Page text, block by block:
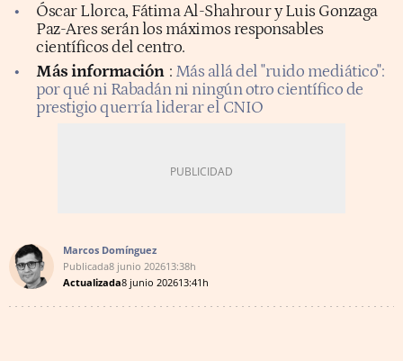
Óscar Llorca, Fátima Al-Shahrour y Luis Gonzaga
Paz-Ares serán los máximos responsables
científicos del centro.
Más información : Más allá del "ruido mediático":
por qué ni Rabadán ni ningún otro científico de
prestigio querría liderar el CNIO
Marcos Domínguez
Publicada8 junio 202613:38h
Actualizada8 junio 202613:41h